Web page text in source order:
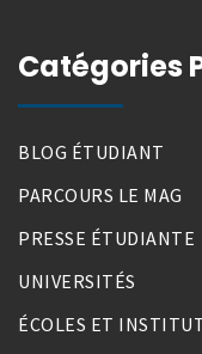
Catégories
BLOG ÉTUDIANT
PARCOURS LE MAG
PRESSE ÉTUDIANTE
UNIVERSITÉS
ÉCOLES ET